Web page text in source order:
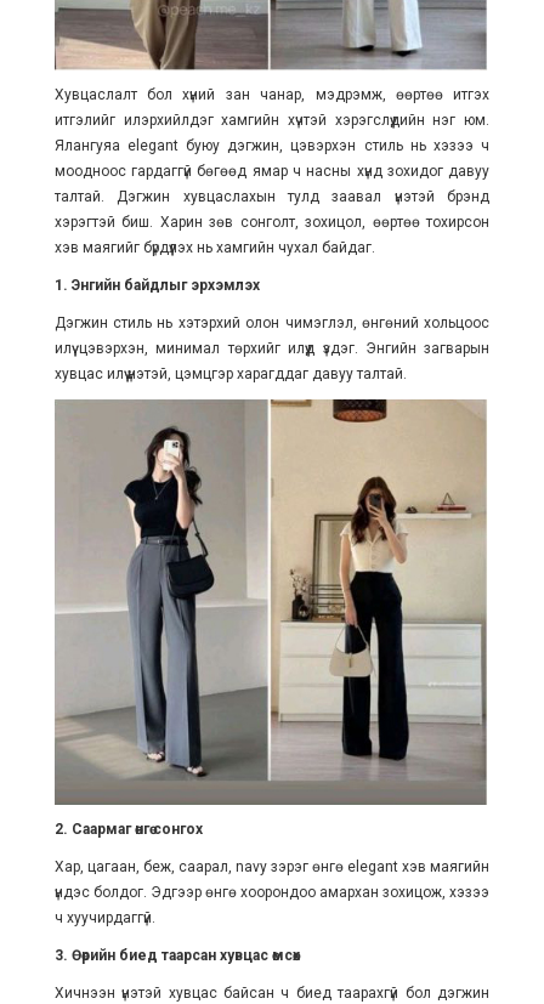
Хувцаслалт бол хүний зан чанар, мэдрэмж, өөртөө итгэх
итгэлийг илэрхийлдэг хамгийн хүчтэй хэрэгслүүдийн нэг юм.
Ялангуяа elegant буюу дэгжин, цэвэрхэн стиль нь хэзээ ч
моодноос гардаггүй бөгөөд ямар ч насны хүнд зохидог давуу
талтай. Дэгжин хувцаслахын тулд заавал үнэтэй брэнд
хэрэгтэй биш. Харин зөв сонголт, зохицол, өөртөө тохирсон
хэв маягийг бүрдүүлэх нь хамгийн чухал байдаг.
1. Энгийн байдлыг эрхэмлэх
Дэгжин стиль нь хэтэрхий олон чимэглэл, өнгөний хольцоос
илүү цэвэрхэн, минимал төрхийг илүүд үздэг. Энгийн загварын
хувцас илүү үнэтэй, цэмцгэр харагддаг давуу талтай.
2. Саармаг өнгө сонгох
Хар, цагаан, беж, саарал, navy зэрэг өнгө elegant хэв маягийн
үндэс болдог. Эдгээр өнгө хоорондоо амархан зохицож, хэзээ
ч хуучирдаггүй.
3. Өөрийн биед таарсан хувцас өмсөх
Хичнээн үнэтэй хувцас байсан ч биед таарахгүй бол дэгжин